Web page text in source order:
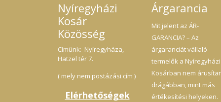
Nyíregyházi
Kosár
Közösség
Címünk: Nyíregyháza,
Hatzel tér 7.
( mely nem postázási cím )
Elérhetőségek
Árgarancia
Mit jelent az ÁR-
GARANCIA? – Az
árgaranciát vállaló
termelők a Nyíregyházi
Kosárban nem
drágábban, mint más
értékesítési helyeken.